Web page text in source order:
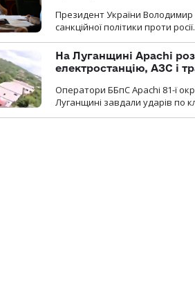
Президент України
санкційної політики проти росії.
На Луганщині Apachi
електростанцію, АЗС і
Оператори ББпС Apachi 81-ї
Луганщині завдали ударів по